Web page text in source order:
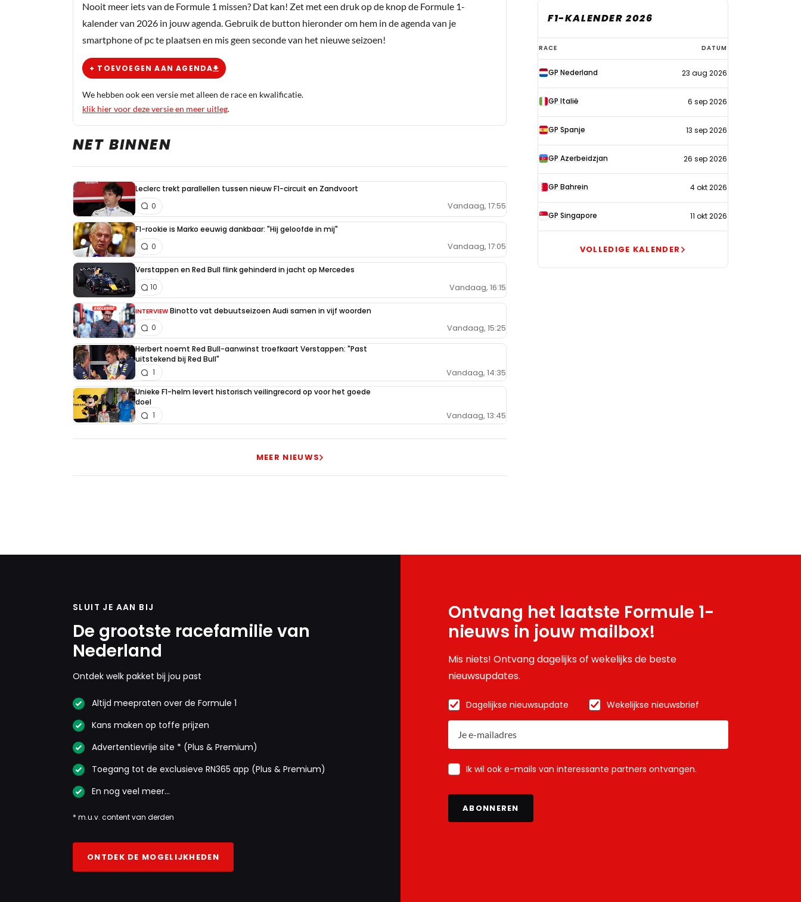
Nooit meer iets van de Formule 1 missen? Dat kan! Zet met een druk op de knop de Formule 1-
kalender van 2026 in jouw agenda. Gebruik de button hieronder om hem in de agenda van je
smartphone of pc te plaatsen en mis geen seconde van het nieuwe seizoen!
+ TOEVOEGEN AAN AGENDA
We hebben ook een versie met alleen de race en kwalificatie.
klik hier voor deze versie en meer uitleg.
NET BINNEN
Leclerc trekt parallellen tussen nieuw F1-circuit en Zandvoort
Vandaag, 17:55
0
F1-rookie is Marko eeuwig dankbaar: "Hij geloofde in mij"
Vandaag, 17:05
0
Verstappen en Red Bull flink gehinderd in jacht op Mercedes
Vandaag, 16:15
10
INTERVIEW Binotto vat debuutseizoen Audi samen in vijf woorden
Vandaag, 15:25
0
Herbert noemt Red Bull-aanwinst troefkaart Verstappen: "Past
uitstekend bij Red Bull"
Vandaag, 14:35
1
Unieke F1-helm levert historisch veilingrecord op voor het goede
doel
Vandaag, 13:45
1
MEER NIEUWS
F1-KALENDER 2026
F1-
kalender
2026
RACE DATUM
GP Nederland 23 aug 2026
GP Italië 6 sep 2026
GP Spanje 13 sep 2026
GP Azerbeidzjan 26 sep 2026
GP Bahrein 4 okt 2026
GP Singapore 11 okt 2026
VOLLEDIGE KALENDER
SLUIT JE AAN BIJ
De grootste racefamilie van
Nederland
Ontdek welk pakket bij jou past
Altijd meepraten over de Formule 1
Kans maken op toffe prijzen
Advertentievrije site * (Plus & Premium)
Toegang tot de exclusieve RN365 app (Plus & Premium)
En nog veel meer…
* m.u.v. content van derden
ONTDEK DE MOGELIJKHEDEN
Ontvang het laatste Formule 1-
nieuws in jouw mailbox!
Mis niets! Ontvang dagelijks of wekelijks de beste
nieuwsupdates.
Dagelijkse nieuwsupdate Wekelijkse nieuwsbrief
Ik wil ook e-mails van interessante partners ontvangen.
ABONNEREN